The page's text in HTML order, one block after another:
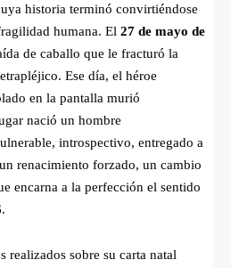
historia terminó convirtiéndose
humana. El 27 de mayo de
de caballo que le fracturó la
Ese día, el héroe
en la pantalla murió
nació un hombre
introspectivo, entregado a
renacimiento forzado, un cambio
encarna a la perfección el sentido
.
realizados sobre su carta natal